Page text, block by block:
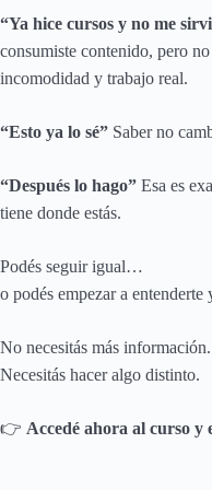
“Ya hice cursos y no me
consumiste contenido, pero
incomodidad y trabajo real.
“Esto ya lo sé” Saber no
“Después lo hago” Esa es
tiene donde estás.
Podés seguir igual…
o podés empezar a entenderte
No necesitás más información.
Necesitás hacer algo distinto.
👉 Accedé ahora al curso y